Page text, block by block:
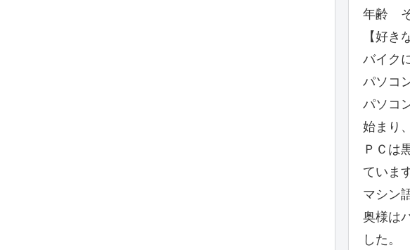
年齢
【好き
バイク
パソコ
パソコ
始まり、
ＰＣは
ていま
マシン
奥様は
した。